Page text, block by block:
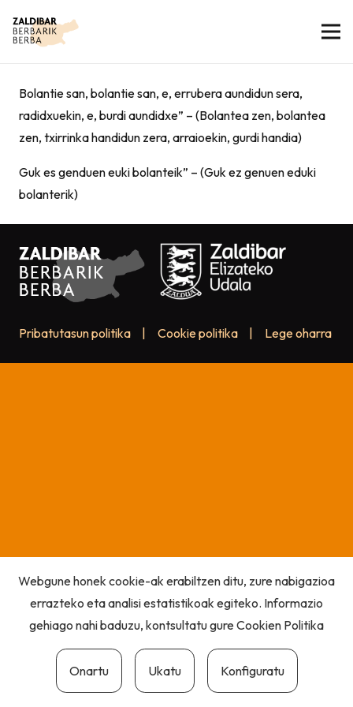
Bolantie san, bolantie san, e, errubera aundidun sera,
radidxuekin, e, burdi aundidxe” – (Bolantea zen, bolantea
zen, txirrinka handidun zera, arraioekin, gurdi handia)
Guk es genduen euki bolanteik” – (Guk ez genuen eduki
bolanterik)
Pribatutasun politika Cookie politika Lege oharra
Webgune honek cookie-ak erabiltzen ditu, zure nabigazioa
errazteko eta analisi estatistikoak egiteko. Informazio
gehiago nahi baduzu, kontsultatu gureCookien Politika
Onartu Ukatu Konfiguratu